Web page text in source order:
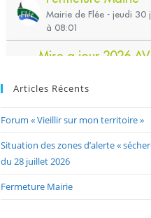
Articles Récents
Forum « Vieillir sur mon territoire »
Situation des zones d’alerte «
du 28 juillet 2026
Fermeture Mairie